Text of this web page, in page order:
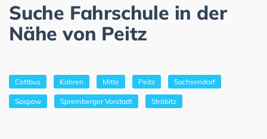
Suche Fahrschule in der
Nähe von Peitz
Cottbus Kahren Mitte Peitz Sachsendorf
Saspow Spremberger Vorstadt Ströbitz